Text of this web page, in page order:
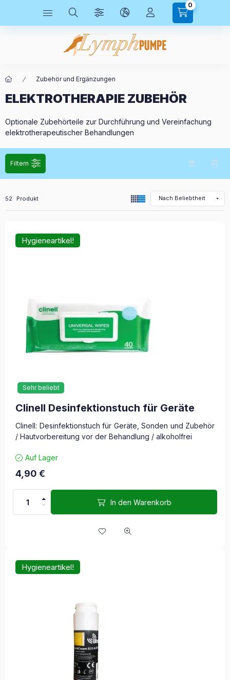
0
Zubehör und Ergänzungen
ELEKTROTHERAPIE ZUBEHÖR
Optionale Zubehörteile zur Durchführung und Vereinfachung
elektrotherapeutischer Behandlungen
Filtern
Alle Produkte in der Kategorie
52 Produkt
Hygieneartikel!
Sehr beliebt
Clinell Desinfektionstuch für Geräte
Clinell: Desinfektionstuch für Geräte, Sonden und Zubehör
/ Hautvorbereitung vor der Behandlung / alkoholfrei
Auf Lager
4,90 €
In den Warenkorb
Hygieneartikel!